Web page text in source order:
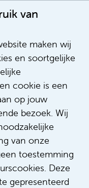
van
maken wij
en soortgelijke
cookie is een
op jouw
bezoek. Wij
van onze
toestemming
Deze
gepresenteerd